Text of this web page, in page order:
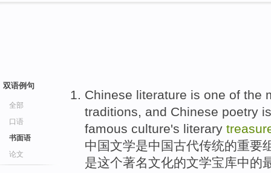
双语例句
全部
口语
书面语
论文
Chinese literature is one of the
traditions, and Chinese poetry
famous culture's literary
中国文学是中国古代传统的重要
是这个著名文化的文学宝库中的